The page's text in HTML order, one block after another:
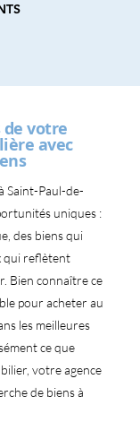
de votre
avec
Saint-Paul-de-
uniques :
des biens qui
qui reflètent
Bien connaître ce
pour acheter au
les meilleures
ce que
votre agence
de biens à